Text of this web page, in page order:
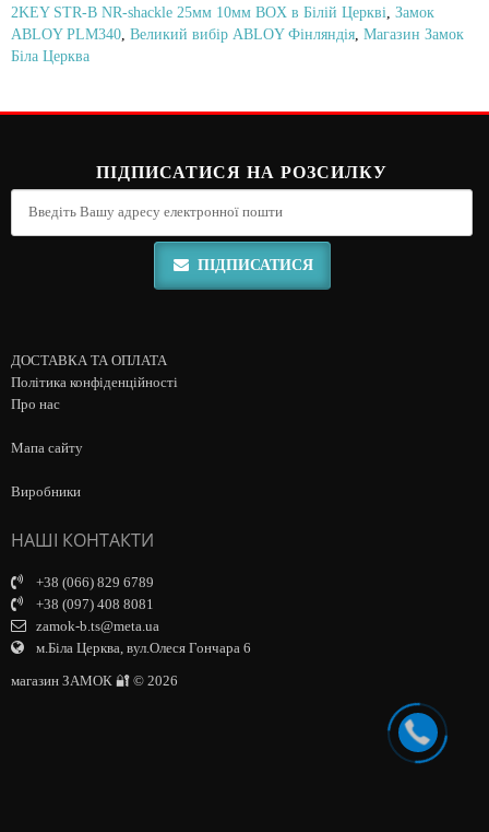
2KEY STR-B NR-shackle 25мм 10мм BOX в Білій Церкві Замок
ABLOY PLM340 Великий вибір ABLOY Фінляндія Магазин Замок
Біла Церква
ПІДПИСАТИСЯ НА РОЗСИЛКУ
ПІДПИСАТИСЯ
ДОСТАВКА ТА ОПЛАТА
Політика конфіденційності
Про нас
Мапа сайту
Виробники
НАШІ КОНТАКТИ
+38 (066) 829 6789
+38 (097) 408 8081
zamok-b.ts@meta.ua
м.Біла Церква, вул.Олеся Гончара 6
магазин ЗАМОК 🔐 © 2026